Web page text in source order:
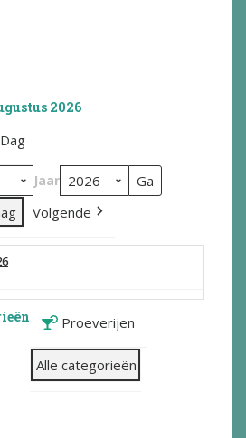
2026
Dag
Jaar
Volgende
Proeverijen
Alle categorieën